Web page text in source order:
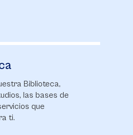
Biblioteca,
las bases de
que
ti.